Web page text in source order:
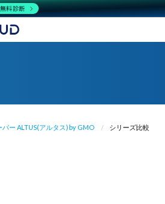
バー ALTUS(アルタス) by GMO シリーズ比較
無料診断